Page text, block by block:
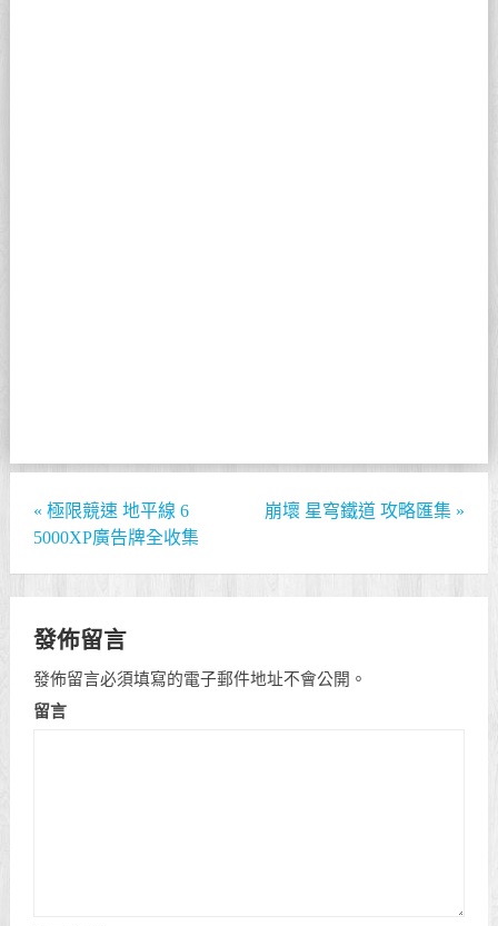
« 極限競速 地平線 6
5000XP廣告牌全收集
崩壞 星穹鐵道 攻略匯集 »
發佈留言
發佈留言必須填寫的電子郵件地址不會公開。
留言